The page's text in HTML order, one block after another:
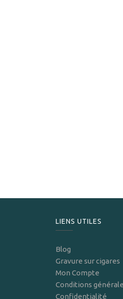
LIENS UTILES
Blog
Gravure sur cigares
Mon Compte
Conditions
Confidentialité